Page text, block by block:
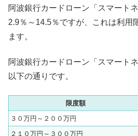
阿波銀行カードローン「スマート
2.9％～14.5％ですが、これは利用
ます。
阿波銀行カードローン「スマート
以下の通りです。
限度額
３０万円～２００万円
２１０万円～３００万円